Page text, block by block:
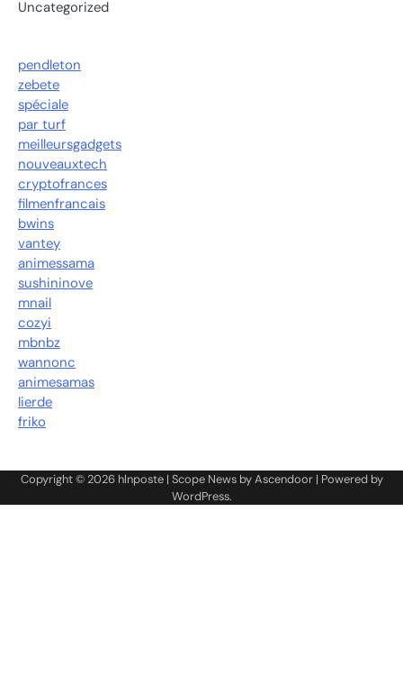
Uncategorized
pendleton
zebete
spéciale
par turf
meilleursgadgets
nouveauxtech
cryptofrances
filmenfrancais
bwins
vantey
animessama
sushininove
mnail
cozyi
mbnbz
wannonc
animesamas
lierde
friko
Copyright © 2026 hlnposte| Scope News byAscendoor| Powered by
WordPress.